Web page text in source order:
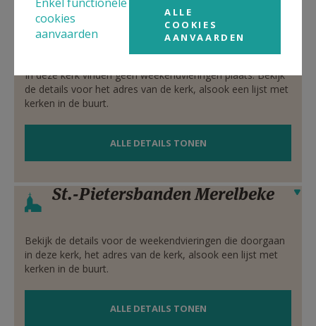
Verbergen
St.-Martinus Oosterzele
Balegem
In deze kerk vinden geen weekendvieringen plaats. Bekijk
de details voor het adres van de kerk, alsook een lijst met
kerken in de buurt.
ALLE DETAILS TONEN
Verbergen
St.-Pietersbanden Merelbeke
Bekijk de details voor de weekendvieringen die doorgaan
in deze kerk, het adres van de kerk, alsook een lijst met
kerken in de buurt.
ALLE DETAILS TONEN
cookies
aanvaarden
ALLE
COOKIES
AANVAARDEN